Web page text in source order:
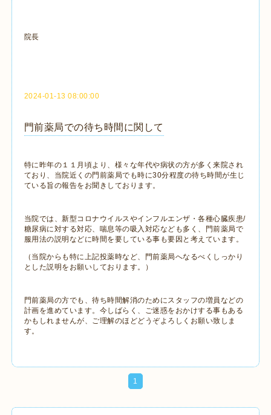
院長
2024-01-13 08:00:00
門前薬局での待ち時間に関して
特に昨年の１１月頃より、様々な年代や病状の方が多く来院され
ており、当院近くの門前薬局でも時に30分程度の待ち時間が生じ
ている旨の報告をお聞きしております。
当院では、新型コロナウイルスやインフルエンザ・各種心臓疾患/
糖尿病に対する対応、喘息等の吸入対応なども多く、門前薬局で
服用法の説明などに時間を要している事も要因と考えています。
（当院からも特に上記投薬時など、門前薬局へなるべくしっかり
とした説明をお願いしております。）
門前薬局の方でも、待ち時間解消のためにスタッフの増員などの
計画を進めています。今しばらく、ご迷惑をおかけする事もある
かもしれませんが、ご理解のほどどうぞよろしくお願い致しま
す。
1